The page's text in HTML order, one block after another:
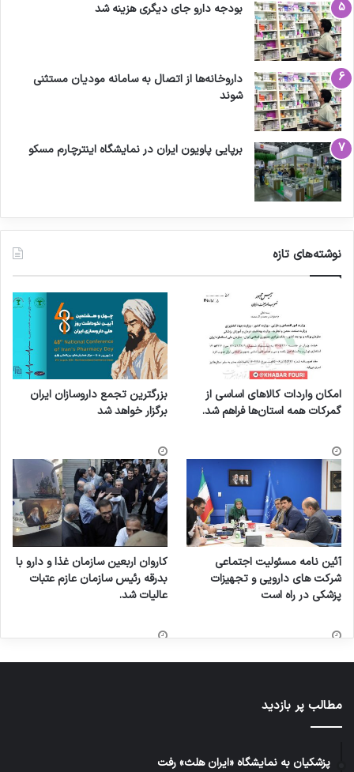
بودجه دارو جای دیگری هزینه شد
داروخانه‌ها از اتصال به سامانه مودیان مستثنی
شوند
برپایی پاویون ایران در نمایشگاه اینترچارم مسکو
نوشته‌های تازه
امکان واردات کالاهای اساسی از
گمرکات همه استان‌ها فراهم شد.
بزرگترین تجمع داروسازان ایران
برگزار خواهد شد
آئین نامه مسئولیت اجتماعی
شرکت های دارویی و تجهیزات
پزشکی در راه است
کاروان اربعین سازمان غذا و دارو با
بدرقه رئیس سازمان عازم عتبات
عالیات شد.
مطالب پر بازدید
پزشکیان به نمایشگاه «ایران هلث» رفت